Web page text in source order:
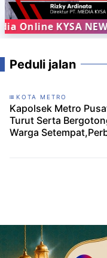
KYSA
Peduli jalan
KOTA METRO
Kapolsek Metro
Turut Serta
Warga